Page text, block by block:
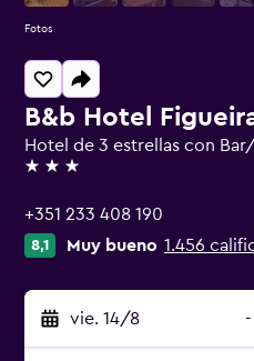
B&b Hotel
Hotel de 3 estrellas con
3 estrellas
+351 233 408 190
8,1 Muy bueno 1.456
vie. 14/8 -
Fotos